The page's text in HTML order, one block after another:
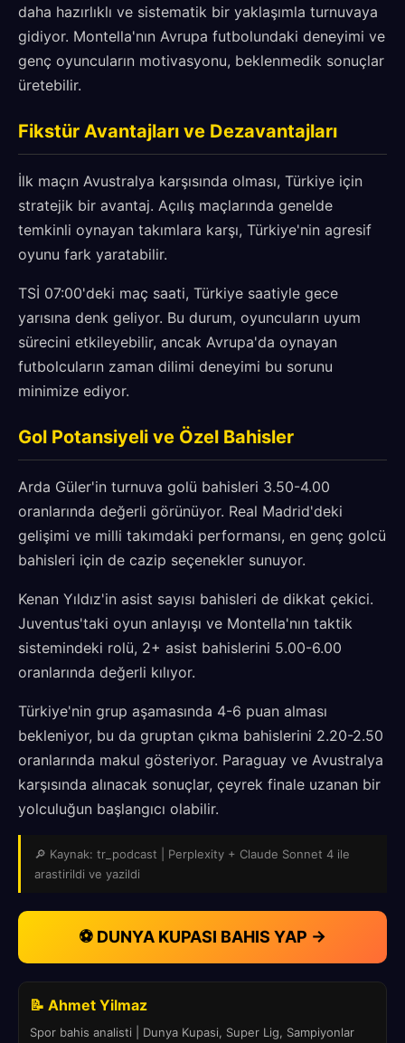
daha hazırlıklı ve sistematik bir yaklaşımla turnuvaya
gidiyor. Montella'nın Avrupa futbolundaki deneyimi ve
genç oyuncuların motivasyonu, beklenmedik sonuçlar
üretebilir.
Fikstür Avantajları ve Dezavantajları
İlk maçın Avustralya karşısında olması, Türkiye için
stratejik bir avantaj. Açılış maçlarında genelde
temkinli oynayan takımlara karşı, Türkiye'nin agresif
oyunu fark yaratabilir.
TSİ 07:00'deki maç saati, Türkiye saatiyle gece
yarısına denk geliyor. Bu durum, oyuncuların uyum
sürecini etkileyebilir, ancak Avrupa'da oynayan
futbolcuların zaman dilimi deneyimi bu sorunu
minimize ediyor.
Gol Potansiyeli ve Özel Bahisler
Arda Güler'in turnuva golü bahisleri 3.50-4.00
oranlarında değerli görünüyor. Real Madrid'deki
gelişimi ve milli takımdaki performansı, en genç golcü
bahisleri için de cazip seçenekler sunuyor.
Kenan Yıldız'in asist sayısı bahisleri de dikkat çekici.
Juventus'taki oyun anlayışı ve Montella'nın taktik
sistemindeki rolü, 2+ asist bahislerini 5.00-6.00
oranlarında değerli kılıyor.
Türkiye'nin grup aşamasında 4-6 puan alması
bekleniyor, bu da gruptan çıkma bahislerini 2.20-2.50
oranlarında makul gösteriyor. Paraguay ve Avustralya
karşısında alınacak sonuçlar, çeyrek finale uzanan bir
yolculuğun başlangıcı olabilir.
🔎 Kaynak: tr_podcast | Perplexity + Claude Sonnet 4 ile
arastirildi ve yazildi
⚽ DUNYA KUPASI BAHIS YAP →
📝 Ahmet Yilmaz
Spor bahis analisti | Dunya Kupasi, Super Lig, Sampiyonlar